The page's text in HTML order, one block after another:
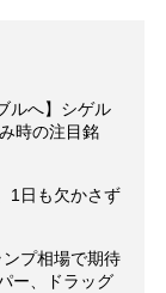
ルへ】シゲル
時の注目銘
1日も欠かさず
ンプ相場で期待
ー、ドラッグ